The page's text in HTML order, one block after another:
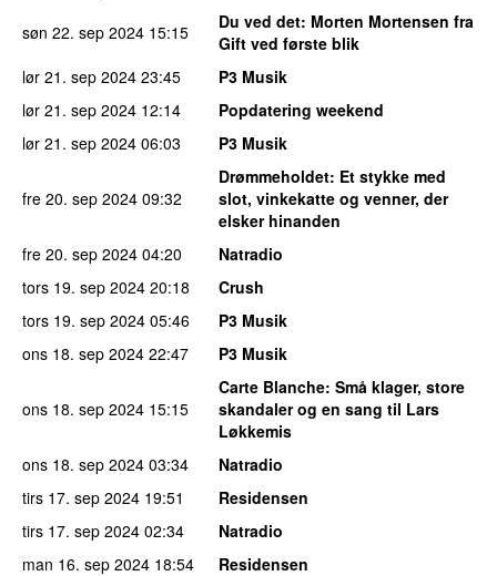
søn 22. sep 2024 15:15 Du ved det: Morten Mortensen fra
Gift ved første blik
lør 21. sep 2024 23:45
P3 Musik
lør 21. sep 2024 12:14
Popdatering weekend
lør 21. sep 2024 06:03 P3 Musik
fre 20. sep 2024 09:32
Drømmeholdet: Et stykke med
slot, vinkekatte og venner, der
elsker hinanden
fre 20. sep 2024 04:20
Natradio
tors 19. sep 2024 20:18
Crush
tors 19. sep 2024 05:46
P3 Musik
ons 18. sep 2024 22:47 P3 Musik
ons 18. sep 2024 15:15
Carte Blanche: Små klager, store
skandaler og en sang til Lars
Løkkemis
ons 18. sep 2024 03:34
Natradio
tirs 17. sep 2024 19:51
Residensen
tirs 17. sep 2024 02:34
Natradio
man 16. sep 2024 18:54
Residensen